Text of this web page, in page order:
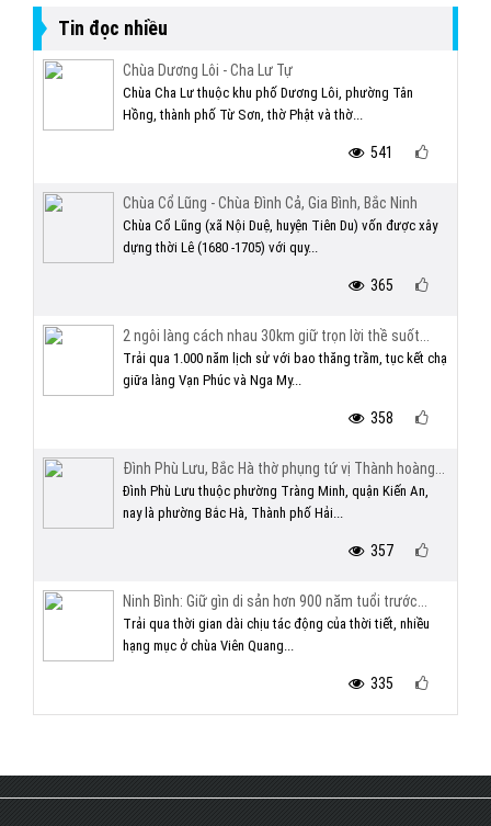
Tin đọc nhiều
Chùa Dương Lôi - Cha Lư Tự
Chùa Cha Lư thuộc khu phố Dương Lôi, phường Tân
Hồng, thành phố Từ Sơn, thờ Phật và thờ...
541
Chùa Cổ Lũng - Chùa Đình Cả, Gia Bình, Bắc Ninh
Chùa Cổ Lũng (xã Nội Duệ, huyện Tiên Du) vốn được xây
dựng thời Lê (1680 -1705) với quy...
365
2 ngôi làng cách nhau 30km giữ trọn lời thề suốt...
Trải qua 1.000 năm lịch sử với bao thăng trầm, tục kết chạ
giữa làng Vạn Phúc và Nga My...
358
Đình Phù Lưu, Bắc Hà thờ phụng tứ vị Thành hoàng...
Đình Phù Lưu thuộc phường Tràng Minh, quận Kiến An,
nay là phường Bắc Hà, Thành phố Hải...
357
Ninh Bình: Giữ gìn di sản hơn 900 năm tuổi trước...
Trải qua thời gian dài chịu tác động của thời tiết, nhiều
hạng mục ở chùa Viên Quang...
335